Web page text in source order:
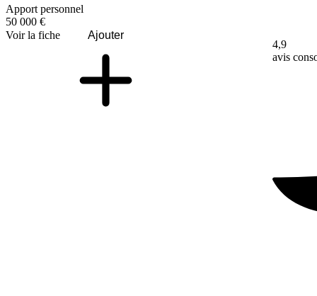
Apport personnel
50 000 €
Voir la fiche
Ajouter
4,9
avis